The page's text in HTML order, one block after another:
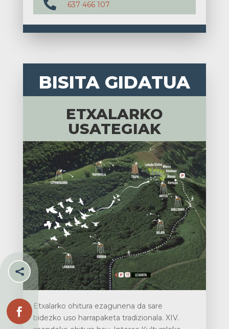


 637 466 107
BISITA GIDATUA
ETXALARKO
USATEGIAK
Etxalarko ohitura ezagunena da sare
bidezko uso harrapaketa tradizionala. XIV.